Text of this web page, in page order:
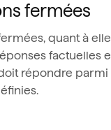
fermées
quant à
factuelles
répondre parmi